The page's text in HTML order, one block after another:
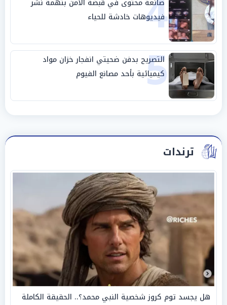
صانعة محتوى في قبضة الأمن بتهمة نشر
فيديوهات خادشة للحياء
5
التصريح بدفن ضحيتي انفجار خزان مواد
كيميائية بأحد مصانع الفيوم
ترندات
هل يجسد توم كروز شخصية النبي محمد؟.. الحقيقة الكاملة